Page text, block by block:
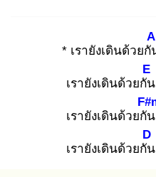
* เรายังเดินด้วยกั
A
เรายังเดินด้วยกัน
E
เรายังเดินด้วยกัน
เรายังเดินด้วยกัน
D